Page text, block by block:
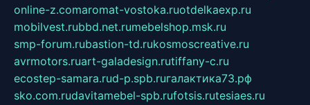
online-z.comaromat-vostoka.ruotdelkaexp.ru
mobilvest.rubbd.net.rumebelshop.msk.ru
smp-forum.rubastion-td.rukosmoscreative.ru
avrmotors.ruart-galadesign.rutiffany-c.ru
ecostep-samara.rud-p.spb.ruгалактика73.рф
sko.com.rudavitamebel-spb.rufotsis.rutesiaes.ru